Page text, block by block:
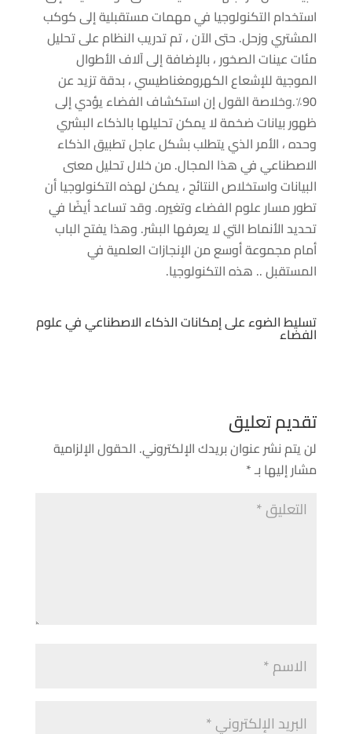
استخدام التكنولوجيا في مهمات مستقبلية إلى كوكب
المشتري وزحل. حتى الآن ، تم تدريب النظام على تحليل
مئات عينات الصخور ، بالإضافة إلى آلاف الأطوال
الموجية للإشعاع الكهرومغناطيسي ، بدقة تزيد عن
90٪.وخلاصة القول إن استكشاف الفضاء يؤدي إلى
ظهور بيانات ضخمة لا يمكن تحليلها بالذكاء البشري
وحده ، الأمر الذي يتطلب بشكل عاجل تطبيق الذكاء
الاصطناعي في هذا المجال. من خلال تحليل معنى
البيانات واستخلاص النتائج ، يمكن لهذه التكنولوجيا أن
تطور مسار علوم الفضاء وتغيره. وقد تساعد أيضًا في
تحديد الأنماط التي لا يعرفها البشر. وهذا يفتح الباب
أمام مجموعة أوسع من الإنجازات العلمية في
المستقبل .. هذه التكنولوجيا.
تسليط الضوء على إمكانات الذكاء الاصطناعي في علوم
الفضاء
تقديم تعليق
لن يتم نشر عنوان بريدك الإلكتروني. الحقول الإلزامية
مشار إليها بـ*